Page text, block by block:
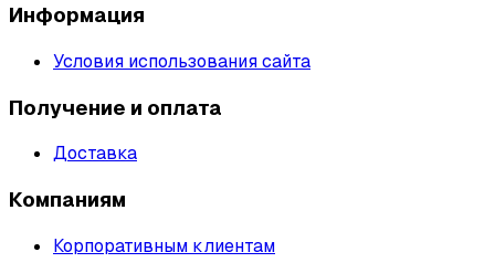
Информация
Условия использования сайта
Получение и оплата
Доставка
Компаниям
Корпоративным клиентам